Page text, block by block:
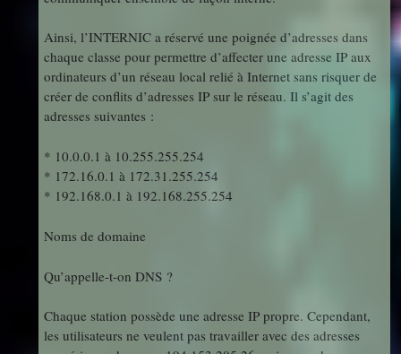
Ainsi, l’INTERNIC a réservé une poignée d’adresses dans
chaque classe pour permettre d’affecter une adresse IP aux
ordinateurs d’un réseau local relié à Internet sans risquer de
créer de conflits d’adresses IP sur le réseau. Il s’agit des
adresses suivantes :
* 10.0.0.1 à 10.255.255.254
* 172.16.0.1 à 172.31.255.254
* 192.168.0.1 à 192.168.255.254
Noms de domaine
Qu’appelle-t-on DNS ?
Chaque station possède une adresse IP propre. Cependant,
les utilisateurs ne veulent pas travailler avec des adresses